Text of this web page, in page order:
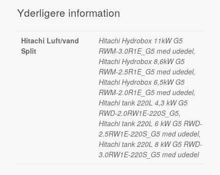
Yderligere information
Hitachi Luft/vand
Split
Hitachi Hydrobox 11kW G5
RWM-3.0R1E_G5 med udedel,
Hitachi Hydrobox 8,6kW G5
RWM-2.5R1E_G5 med udedel,
Hitachi Hydrobox 6,5kW G5
RWM-2.0R1E_G5 med udedel,
Hitachi tank 220L 4,3 kW G5
RWD-2.0RW1E-220S_G5,
Hitachi tank 220L 6 kW G5 RWD-
2.5RW1E-220S_G5 med udedel,
Hitachi tank 220L 8 kW G5 RWD-
3.0RW1E-220S_G5 med udedel